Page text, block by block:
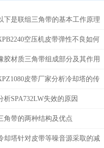
下是联组三角带的基本工作原理
优点 空压机皮带弹性不良如何
理
胶材质三角带组成部分及其作用
皮带厂家分析冷却塔的传
装置
析SPA732LW失效的原因
角带的两种结构及优点
却塔针对皮带等噪音源采取的减